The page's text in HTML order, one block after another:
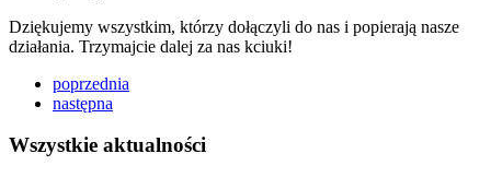
Dziękujemy wszystkim, którzy dołączyli do nas i popierają nasze
działania. Trzymajcie dalej za nas kciuki!
poprzednia
następna
Wszystkie aktualności